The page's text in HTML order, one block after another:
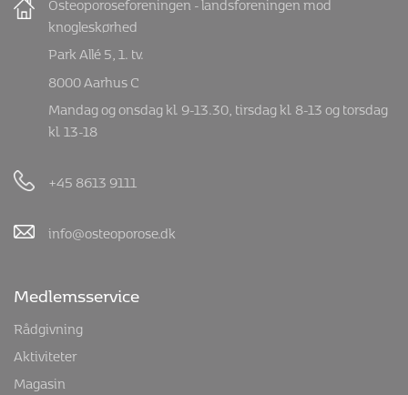
knogleskørhed
Park Allé 5, 1. tv.
8000 Aarhus C
Mandag og onsdag kl. 9-13.30, tirsdag kl. 8-13 og torsdag
kl. 13-18
+45 8613 9111
info@osteoporose.dk
Medlemsservice
Rådgivning
Aktiviteter
Magasin